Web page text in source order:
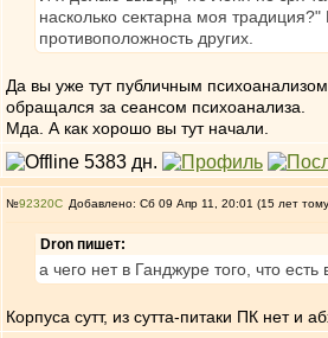
насколько сектарна моя
противоположность других.
Да вы уже тут публичным
обращался за сеансом психоанализа.
Мда. А как хорошо вы тут начали.
№92320 Добавлено: Сб 09 Апр 11, 20:01 (15 лет
Dron пишет:
а чего нет в Ганджуре того, что есть
Корпуса сутт, из сутта-питаки ПК нет и